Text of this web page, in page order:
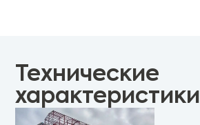
Технические
характеристики